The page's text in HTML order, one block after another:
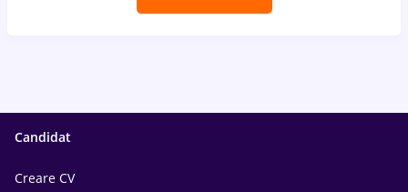
Candidat
Creare CV